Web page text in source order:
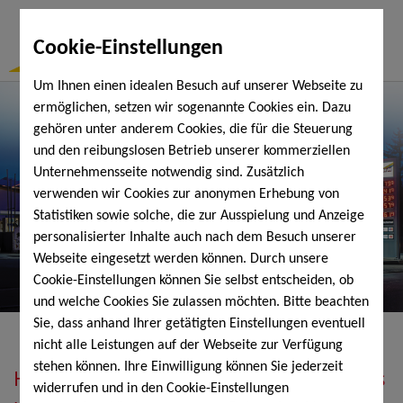
Cookie-Einstellungen
Um Ihnen einen idealen Besuch auf unserer Webseite zu
ermöglichen, setzen wir sogenannte Cookies ein. Dazu
gehören unter anderem Cookies, die für die Steuerung
und den reibungslosen Betrieb unserer kommerziellen
Unternehmensseite notwendig sind. Zusätzlich
verwenden wir Cookies zur anonymen Erhebung von
Statistiken sowie solche, die zur Ausspielung und Anzeige
personalisierter Inhalte auch nach dem Besuch unserer
Webseite eingesetzt werden können. Durch unsere
Cookie-Einstellungen können Sie selbst entscheiden, ob
und welche Cookies Sie zulassen möchten. Bitte beachten
Sie, dass anhand Ihrer getätigten Einstellungen eventuell
nicht alle Leistungen auf der Webseite zur Verfügung
stehen können. Ihre Einwilligung können Sie jederzeit
widerrufen und in den Cookie-Einstellungen
Heizöl, Diesel, Schmierstoffe, Holzpellets